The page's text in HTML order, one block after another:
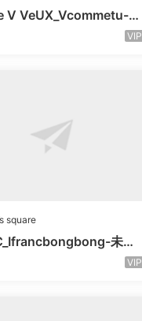
V VeUX_Vcommetu-3F
VIP
square
未知
VIP